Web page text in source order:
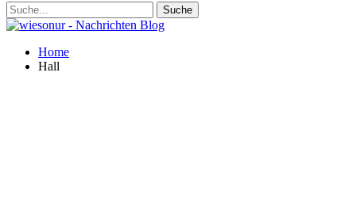
Home
Hall